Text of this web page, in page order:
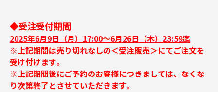
◆受注受付期間
2025年6月9日（月）17:00～6月26日（木）23:59迄
※上記期間は売り切れなしの＜受注販売＞にてご注文を
受け付けます｡
※上記期間後にご予約のお客様につきましては、なくな
り次第終了とさせていただきます｡